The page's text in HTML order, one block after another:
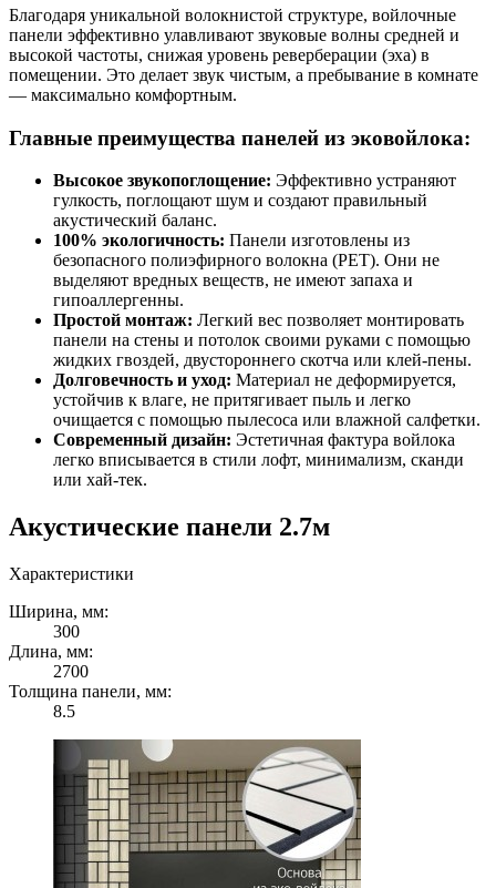
Благодаря уникальной волокнистой структуре, войлочные
панели эффективно улавливают звуковые волны средней и
высокой частоты, снижая уровень реверберации (эха) в
помещении. Это делает звук чистым, а пребывание в комнате
— максимально комфортным.
Главные преимущества панелей из эковойлока:
Высокое звукопоглощение: Эффективно устраняют
гулкость, поглощают шум и создают правильный
акустический баланс.
100% экологичность: Панели изготовлены из
безопасного полиэфирного волокна (PET). Они не
выделяют вредных веществ, не имеют запаха и
гипоаллергенны.
Простой монтаж: Легкий вес позволяет монтировать
панели на стены и потолок своими руками с помощью
жидких гвоздей, двустороннего скотча или клей-пены.
Долговечность и уход: Материал не деформируется,
устойчив к влаге, не притягивает пыль и легко
очищается с помощью пылесоса или влажной салфетки.
Современный дизайн: Эстетичная фактура войлока
легко вписывается в стили лофт, минимализм, сканди
или хай-тек.
Акустические панели 2.7м
Характеристики
Ширина, мм:
300
Длина, мм:
2700
Толщина панели, мм:
8.5